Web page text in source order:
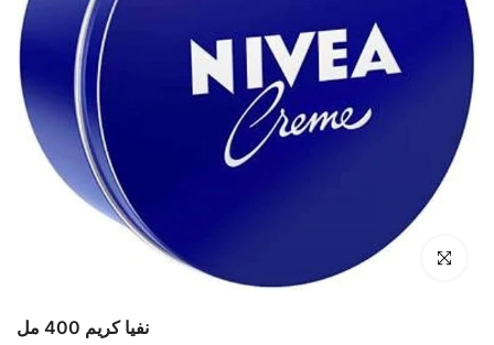
انقر للتكبير
نفيا كريم 400 مل